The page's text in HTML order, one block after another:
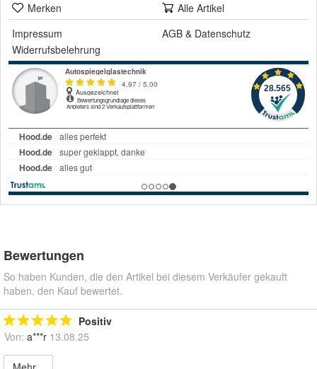
Merken
Alle Artikel
Impressum
AGB & Datenschutz
Widerrufsbelehrung
Bewertungen
So haben Kunden, die den Artikel bei diesem Verkäufer gekauft
haben, den Kauf bewertet.
Positiv
Von: a***r 13.08.25